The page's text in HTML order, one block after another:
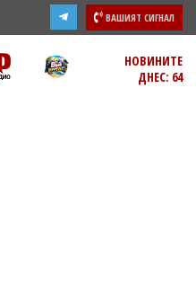
ВАШИЯТ СИГНАЛ
НОВИНИТЕ
ДНЕС: 64